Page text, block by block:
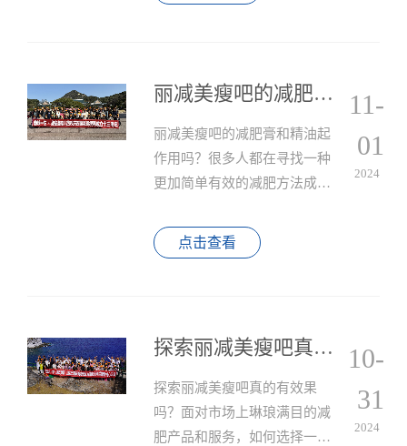
身变得不再是梦想。
丽减美瘦吧的减肥膏和精油起作用吗？
丽减美瘦吧的减肥膏和精油起
作用吗？很多人都在寻找一种
更加简单有效的减肥方法成为
吧的减肥膏和精油是一种新的
选择，提供了一种无需运动和
点击查看
11-
01
2024
探索丽减美瘦吧真的有效果吗？
探索丽减美瘦吧真的有效果
吗？面对市场上琳琅满目的减
肥产品和服务，如何选择一个
10-
31
2024